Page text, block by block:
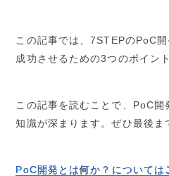
この記事では、7STEPのPoC
成功させるための3つのポイン
この記事を読むことで、PoC
知識が深まります。ぜひ最後ま
PoC開発とは何か？については